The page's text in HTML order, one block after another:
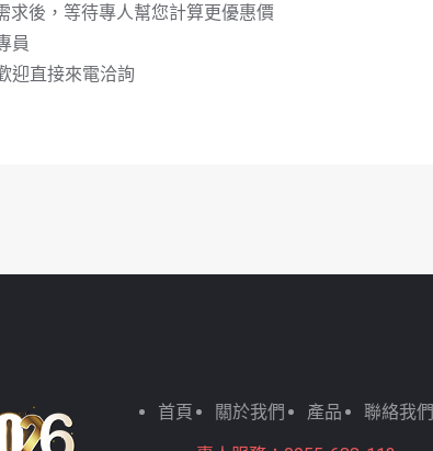
求後，等待專人幫您計算更優惠價
員
迎直接來電洽詢
首頁 關於我們 產品 聯絡我們